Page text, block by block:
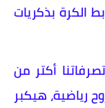
الكرة بذكريات
أكتر من
رياضية، هيكبر